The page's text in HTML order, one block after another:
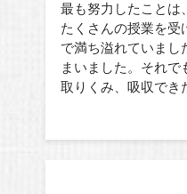
最も努力したことは
たくさんの授業を受
で満ち溢れていまし
まいました。それで
取りくみ、吸収で